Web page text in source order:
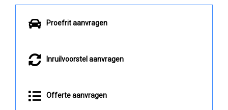
Proefrit aanvragen
Inruilvoorstel aanvragen
Offerte aanvragen